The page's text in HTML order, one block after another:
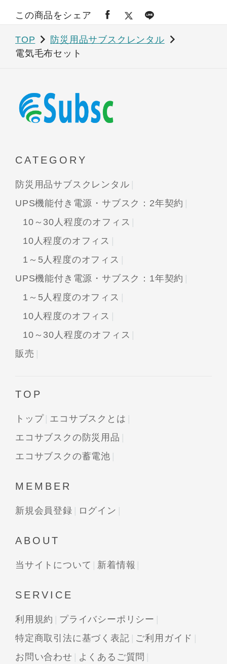
この商品をシェア
TOP
防災用品サブスクレンタル
電気毛布セット
CATEGORY
防災用品サブスクレンタル
UPS機能付き電源・サブスク：2年契約
10～30人程度のオフィス
10人程度のオフィス
1～5人程度のオフィス
UPS機能付き電源・サブスク：1年契約
1～5人程度のオフィス
10人程度のオフィス
10～30人程度のオフィス
販売
TOP
トップ
エコサブスクとは
エコサブスクの防災用品
エコサブスクの蓄電池
MEMBER
新規会員登録 ログイン
ABOUT
当サイトについて 新着情報
SERVICE
利用規約
プライバシーポリシー
特定商取引法に基づく表記
ご利用ガイド
お問い合わせ
よくあるご質問